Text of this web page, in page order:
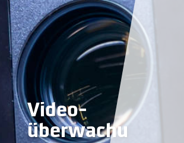
Video­
überwachu